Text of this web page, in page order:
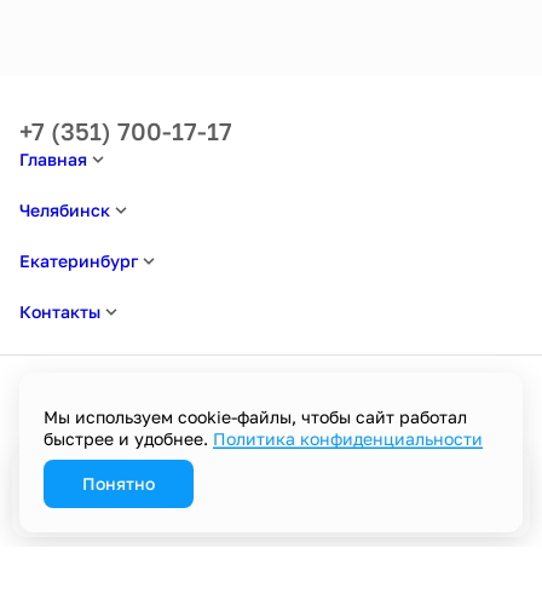
Главная
Челябинск
Екатеринбург
Контакты
+7 (351) 700-17-17
Политика в отношении обработки персональных данных
Пользовательское соглашение
Мы используем cookie-файлы, чтобы сайт работал
быстрее и удобнее. Политика конфиденциальности
Понятно